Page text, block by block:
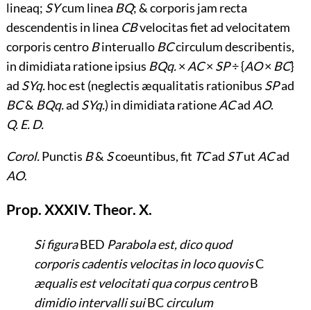
lineaq; SYcum linea BQ; & corporis jam recta
descendentis in linea CBvelocitas fiet ad velocitatem
corporis centroBinterualloBCcirculum describentis,
in dimidiata ratione ipsius BQq.×AC× SP÷ {AO× BC}
ad SYq.hoc est (neglectis æqualitatis rationibus SPad
BC&BQq.ad SYq.) in dimidiata rationeACadAO.
Q. E. D.
Corol.Punctis B&Scoeuntibus, fit TCad STutACad
AO.
Prop. XXXIV. Theor. X.
Si figuraBED Parabola est, dico quod
corporis cadentis velocitas in loco quovisC
æqualis est velocitati qua corpus centroB
dimidio intervalli suiBCcirculum